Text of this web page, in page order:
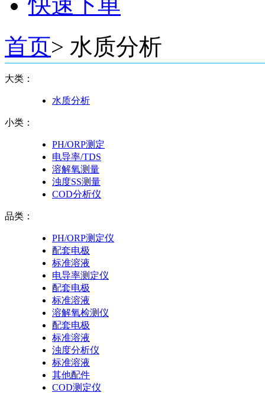
首页> 水质分析
大类：
水质分析
小类：
PH/ORP测定
电导率/TDS
溶解氧测量
浊度SS测量
COD分析仪
品类：
PH/ORP测定仪
配套电极
标准溶液
电导率测定仪
配套电极
标准溶液
溶解氧检测仪
配套电极
标准溶液
浊度分析仪
标准溶液
其他配件
COD测定仪